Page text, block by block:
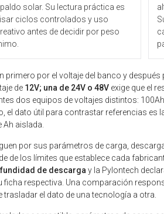
solar. Su lectura práctica es
ciclos controlados y uso
antes de decidir por peso
primero por el voltaje del banco y
de 12V; una de 24V o 48V exige que el
dos equipos de voltajes distintos:
el dato útil para contrastar referencias es
aislada.
por sus parámetros de carga,
de los límites que establece cada
de descarga y la Pylontech
respectiva. Una comparación
el dato de una tecnología a otra.